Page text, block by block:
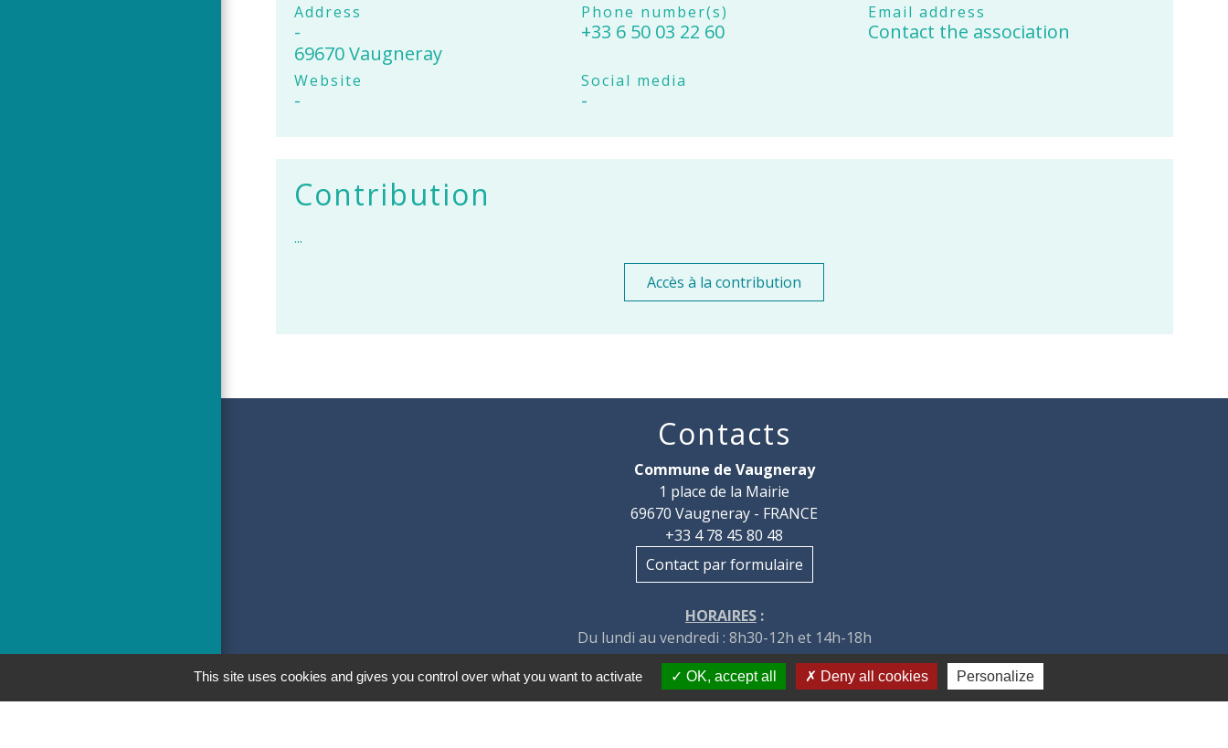
Address
-
69670 Vaugneray
Phone number(s)
+33 6 50 03 22 60
Email address
Contact the association
Website
-
Social media
-
Contribution
...
Accès à la contribution
Contacts
Commune de Vaugneray
1 place de la Mairie
69670 Vaugneray - FRANCE
+33 4 78 45 80 48
Contact par formulaire
HORAIRES:
Du lundi au vendredi : 8h30-12h et 14h-18h
Le samedi : 8h30-12h
This site uses cookies and gives you control over what you want to activate OK, accept all Deny all cookies Personalize